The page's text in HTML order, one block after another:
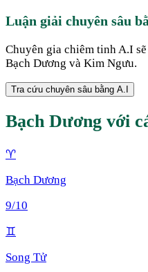
Luận giải chuyên sâu
Chuyên gia chiêm tinh A.I
Bạch Dương và Kim Ngưu.
Tra cứu chuyên sâu bằng A.I
Bạch Dương với
♈
Bạch Dương
9/10
♊
Song Tử